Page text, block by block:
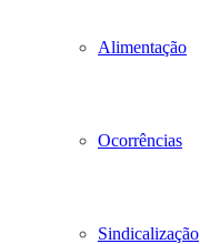
Alimentação
Ocorrências
Sindicalização